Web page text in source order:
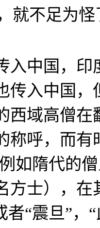
就不足为怪
中国，印
传入中国，
西域高僧
称呼，而有
如隋代的
方士），在
者“震旦”，